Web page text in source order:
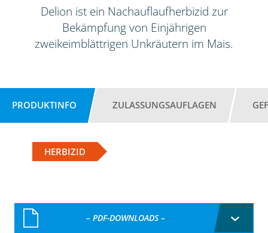
Delion ist ein Nachauflaufherbizid zur
Bekämpfung von Einjährigen
zweikeimblättrigen Unkräutern im Mais.
PRODUKTINFO ZULASSUNGSAUFLAGEN
HERBIZID
– PDF-DOWNLOADS –